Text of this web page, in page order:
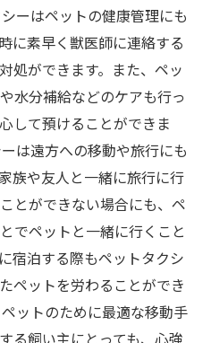
ーはペットの健康管理にも
に素早く獣医師に連絡する
処ができます。また、ペッ
水分補給などのケアも行っ
して預けることができま
は遠方への移動や旅行にも
族や友人と一緒に旅行に行
とができない場合にも、ペ
でペットと一緒に行くこと
宿泊する際もペットタクシ
ペットを労わることができ
ットのために最適な移動手
る飼い主にとっても、心強